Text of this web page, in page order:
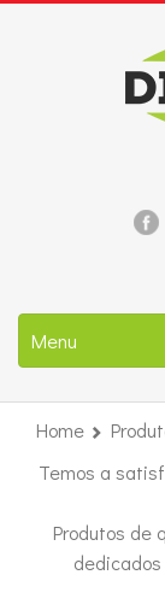
Menu
Home
Temos a
Produtos de